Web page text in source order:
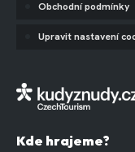
Obchodní podmínky
Upravit nastavení
Kde hrajeme?